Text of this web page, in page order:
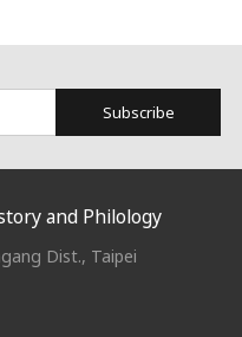
Subscribe
and Philology
Dist., Taipei